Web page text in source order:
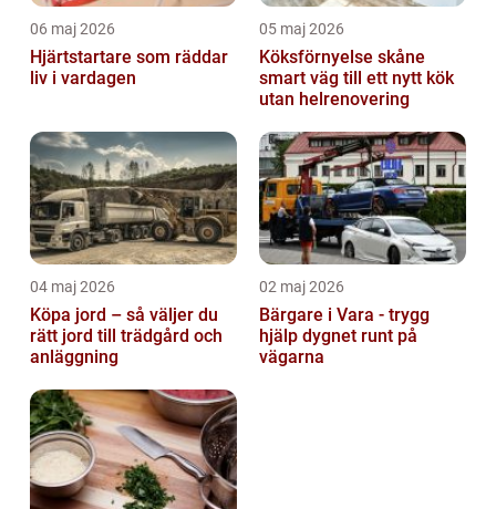
06 maj 2026
Hjärtstartare som räddar
liv i vardagen
05 maj 2026
Köksförnyelse skåne
smart väg till ett nytt kök
utan helrenovering
04 maj 2026
Köpa jord – så väljer du
rätt jord till trädgård och
anläggning
02 maj 2026
Bärgare i Vara - trygg
hjälp dygnet runt på
vägarna